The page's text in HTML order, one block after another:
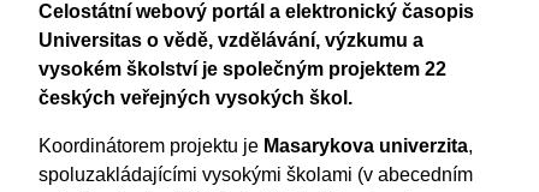
Celostátní webový portál a elektronický časopis
Universitas o vědě, vzdělávání, výzkumu a
vysokém školství je společným projektem 22
českých veřejných vysokých škol.
Koordinátorem projektu je Masarykova univerzita,
spoluzakládajícími vysokými školami (v abecedním